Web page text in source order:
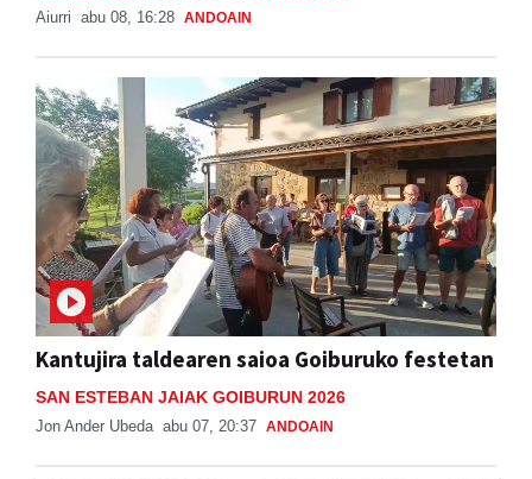
Aiurri abu 08, 16:28 ANDOAIN
Kantujira taldearen saioa Goiburuko festetan
SAN ESTEBAN JAIAK GOIBURUN 2026
Jon Ander Ubeda abu 07, 20:37 ANDOAIN